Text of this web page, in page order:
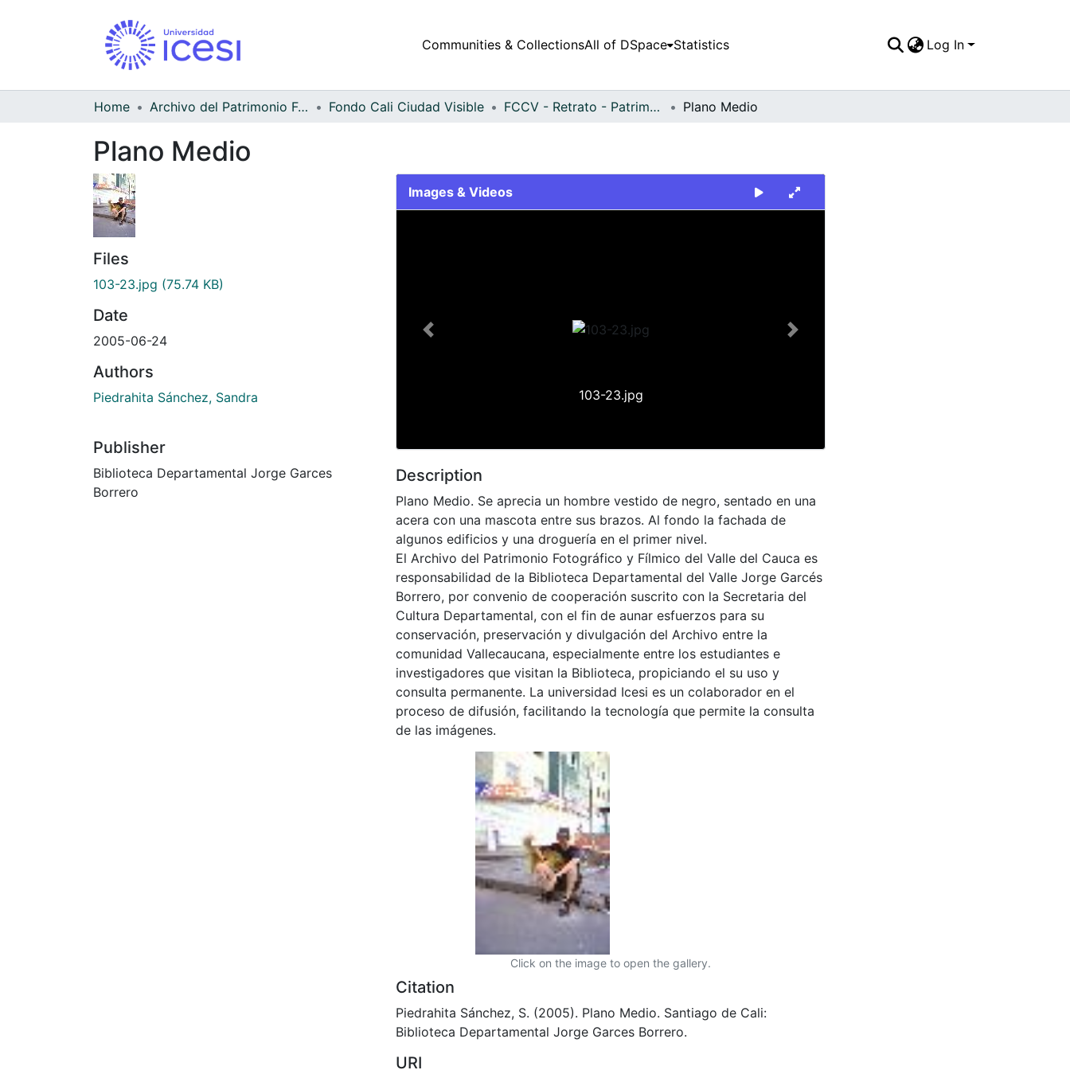
Communities & CollectionsAll of DSpace Statistics Log In
Home Archivo del Patrimonio Fotográfico y Fílmico del Valle del Cauca Fondo Cali Ciudad Visible FCCV - Retrato - Patrimonial Plano Medio
Plano Medio
Files
103-23.jpg (75.74 KB)
Date
2005-06-24
Authors
Piedrahita Sánchez, Sandra
Publisher
Biblioteca Departamental Jorge Garces
Borrero
Images & Videos
103-23.jpg
Previous Next
Description
Plano Medio. Se aprecia un hombre vestido de negro, sentado en una
acera con una mascota entre sus brazos. Al fondo la fachada de
algunos edificios y una droguería en el primer nivel.
El Archivo del Patrimonio Fotográfico y Fílmico del Valle del Cauca es
responsabilidad de la Biblioteca Departamental del Valle Jorge Garcés
Borrero, por convenio de cooperación suscrito con la Secretaria del
Cultura Departamental, con el fin de aunar esfuerzos para su
conservación, preservación y divulgación del Archivo entre la
comunidad Vallecaucana, especialmente entre los estudiantes e
investigadores que visitan la Biblioteca, propiciando el su uso y
consulta permanente. La universidad Icesi es un colaborador en el
proceso de difusión, facilitando la tecnología que permite la consulta
de las imágenes.
Click on the image to open the gallery.
Citation
Piedrahita Sánchez, S. (2005). Plano Medio. Santiago de Cali:
Biblioteca Departamental Jorge Garces Borrero.
URI